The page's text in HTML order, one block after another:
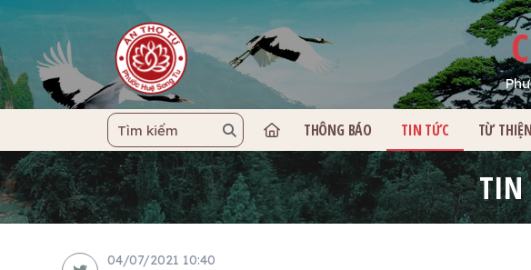
TRANG CHỦ
THÔNG BÁO TIN TỨC TỪ THIỆN
TIN
04/07/2021 10:40